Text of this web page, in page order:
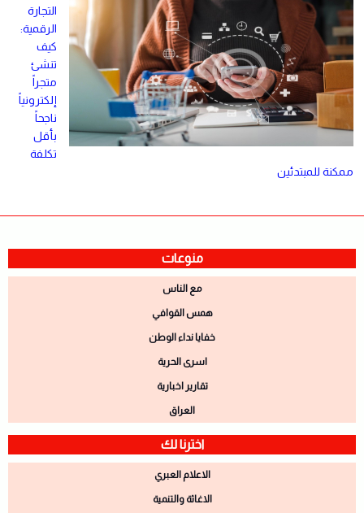
التجارة
الرقمية:
كيف
تنشئ
متجراً
إلكترونياً
ناجحاً
بأقل
تكلفة
ممكنة للمبتدئين
منوعات
مع الناس
همس القوافي
خفايا نداء الوطن
اسرى الحرية
تقارير اخبارية
العراق
اخترنا لك
الاعلام العبري
الاغاثة والتنمية